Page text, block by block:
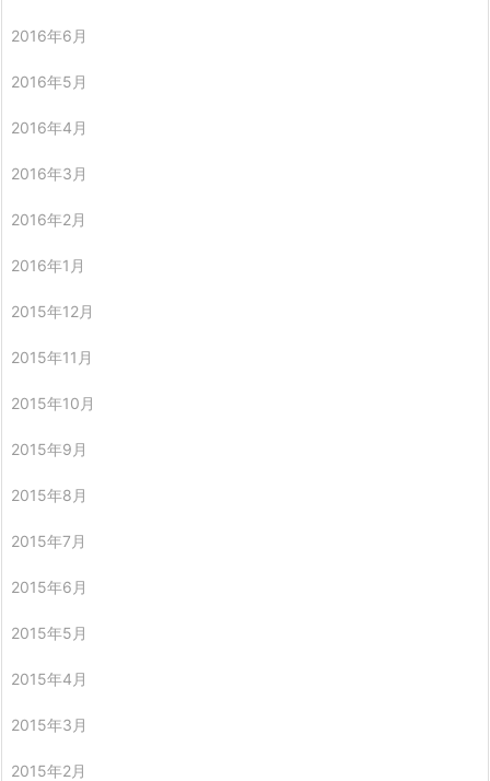
2016年6月
2016年5月
2016年4月
2016年3月
2016年2月
2016年1月
2015年12月
2015年11月
2015年10月
2015年9月
2015年8月
2015年7月
2015年6月
2015年5月
2015年4月
2015年3月
2015年2月